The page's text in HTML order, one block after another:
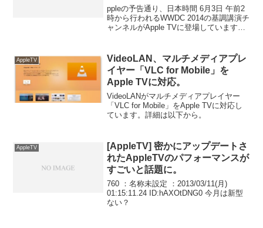
AppleTVに登場。
ppleの予告通り、日本時間 6月3日 午前2
時から行われるWWDC 2014の基調講演チ
ャンネルがApple TVに登場しています。
AppleTV
VideoLAN、マルチメディアプレ
イヤー「VLC for Mobile」を
Apple TVに対応。
VideoLANがマルチメディアプレイヤー
「VLC for Mobile」をApple TVに対応し
ています。詳細は以下から。
AppleTV
[AppleTV] 密かにアップデートさ
れたAppleTVのパフォーマンスが
すごいと話題に。
760 ：名称未設定 ：2013/03/11(月)
01:15:11.24 ID:hAXOtDNG0 今月は新型
ない？